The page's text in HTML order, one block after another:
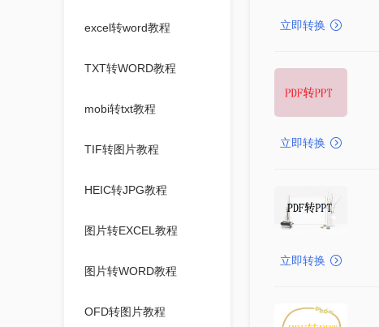
excel转word教程
TXT转WORD教程
mobi转txt教程
TIF转图片教程
HEIC转JPG教程
图片转EXCEL教程
图片转WORD教程
OFD转图片教程
立即转换
立即转换
立即转换